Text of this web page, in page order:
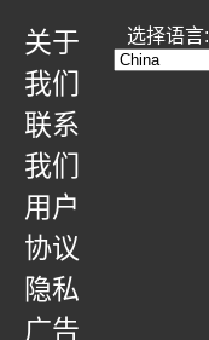
关于
我们
联系
我们
用户
协议
隐私
广告
选择语言: